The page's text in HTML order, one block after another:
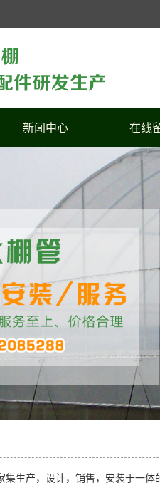
新闻中心
技术知识
在线
生产，设计，销售，安装于一